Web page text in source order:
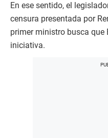
En ese sentido, el
censura presentada por
primer ministro busca que
iniciativa.